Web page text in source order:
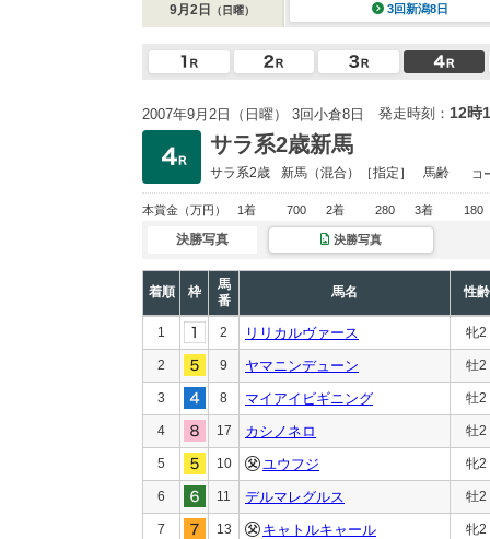
9月2日 （日曜） 3回新潟8日
2007年9月2日（日曜） 3回小倉8日 発走時刻： 12時
サラ系2歳新馬
サラ系2歳 新馬 （混合）［指定］ 馬齢 コ
本賞金 （万円） 1着 700 2着 280 3着 180
決勝写真 決勝写真
着順 枠
馬
番
馬名 性齢
1 2 リリカルヴァース 牝2
2 9 ヤマニンデューン 牡2
3 8 マイアイビギニング 牡2
4 17 カシノネロ 牡2
5 10 ユウフジ 牝2
6 11 デルマレグルス 牡2
7 13 キャトルキャール 牝2